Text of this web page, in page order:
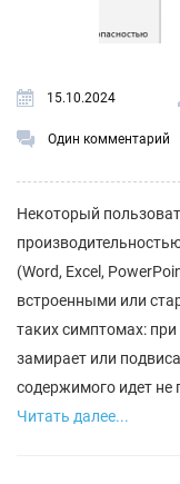
15.10.2024
Один комментарий
Некоторый
(Word, Excel,
встроенными или
таких симптомах:
замирает или
содержимого идет не
Читать далее...